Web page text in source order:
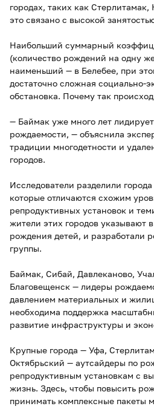
городах, таких как
это связано с высокой
Наибольший суммарный
(количество рождений на одну
наименьший — в Белебее, при
достаточно сложная социально-
обстановка. Почему так
— Баймак уже много лет
рождаемости, — объяснила
традиции многодетности и
городов.
Исследователи разделили
которые отличаются схожим
репродуктивных установок и
жители этих городов указывают
рождения детей, и разработали
группы.
Баймак, Сибай, Давлеканово,
Благовещенск — лидеры
давлением материальных и
необходима поддержка
развитие инфраструктуры и
Крупные города — Уфа,
Октябрьский — аутсайдеры по
репродуктивным установкам с
жизнь. Здесь, чтобы повысить
принимать комплексные пакеты